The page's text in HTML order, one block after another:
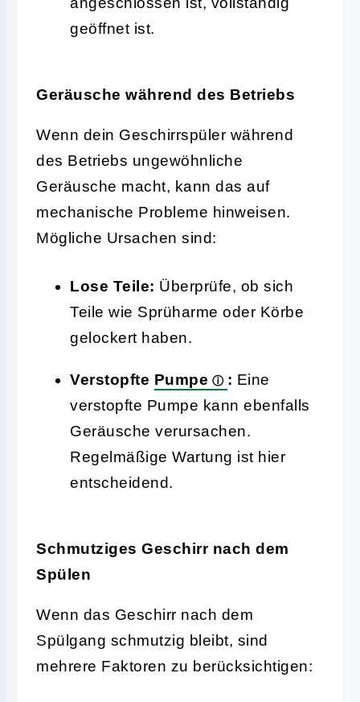
geöffnet ist.
Geräusche während des Betriebs
Wenn dein Geschirrspüler während
des Betriebs ungewöhnliche
Geräusche macht, kann das auf
mechanische Probleme hinweisen.
Mögliche Ursachen sind:
Lose Teile: Überprüfe, ob sich
Teile wie Sprüharme oder Körbe
gelockert haben.
Verstopfte Pumpe : Eine
verstopfte Pumpe kann ebenfalls
Geräusche verursachen.
Regelmäßige Wartung ist hier
entscheidend.
Schmutziges Geschirr nach dem
Spülen
Wenn das Geschirr nach dem
Spülgang schmutzig bleibt, sind
mehrere Faktoren zu berücksichtigen: